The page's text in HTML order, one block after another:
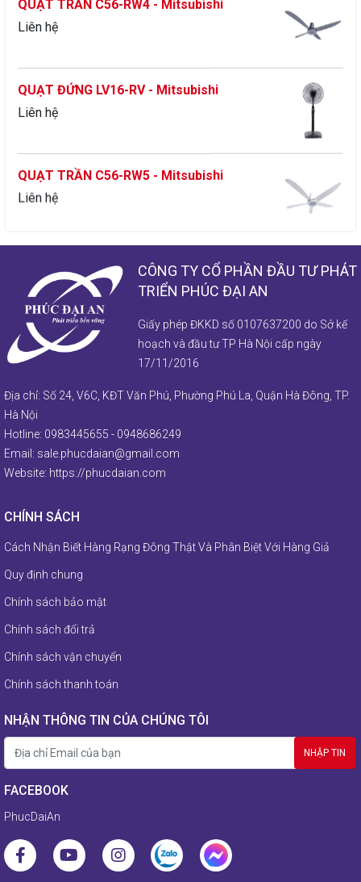
Liên hệ
QUẠT ĐỨNG LV16-RV - Mitsubishi
Liên hệ
QUẠT TRẦN C56-RW5 - Mitsubishi
Liên hệ
QUẠT ĐỨNG LV16S-RV - Mitsubishi
QUẠT ĐẢO CY16-GV - Mitsubishi
Liên hệ
QUẠT ĐIỆN TREO TƯỜNG W16-RV-
Mitsubishi
Liên hệ
QUẠT TRẦN C56-RW4 - Mitsubishi
QUẠT ĐỨNG LV16-RV - Mitsubishi
Liên hệ
QUẠT TRẦN C56-RW5 - Mitsubishi
Liên hệ
QUẠT ĐỨNG LV16S-RV - Mitsubishi
Liên hệ
CÔNG TY CỔ PHẦN ĐẦU TƯ PHÁT
TRIỂN PHÚC ĐẠI AN
Giấy phép ĐKKD số 0107637200 do Sở kế
hoạch và đầu tư TP Hà Nội cấp ngày
17/11/2016
Địa chỉ: Số 24, V6C, KĐT Văn Phú, Phường Phú La, Quận Hà Đông, TP.
Hà Nội
Hotline: 0983445655 - 0948686249
Email: sale.phucdaian@gmail.com
Website: https://phucdaian.com
CHÍNH SÁCH
Cách Nhận Biết Hàng Rạng Đông Thật Và Phân Biệt Với Hàng Giả
Quy định chung
Chính sách bảo mật
Chính sách đổi trả
Chính sách vận chuyển
Chính sách thanh toán
NHẬN THÔNG TIN CỦA CHÚNG TÔI
FACEBOOK
PhucDaiAn